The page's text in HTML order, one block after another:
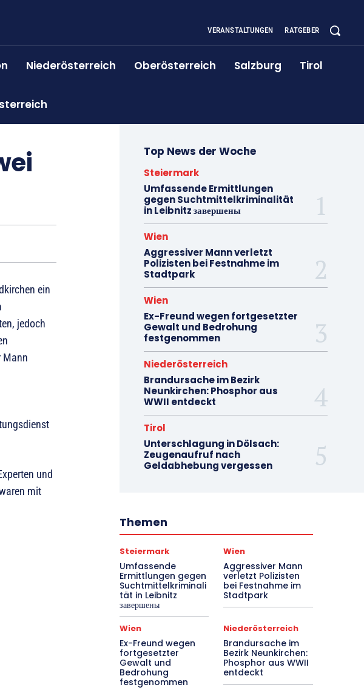
VERANSTALTUNGEN RATGEBER
Niederösterreich Oberösterreich Salzburg Tirol
ein
jedoch
Mann
und
mit
Top News der Woche
Steiermark
Umfassende Ermittlungen
gegen Suchtmittelkriminalität
in Leibnitz завершены
Wien
Aggressiver Mann verletzt
Polizisten bei Festnahme im
Stadtpark
Wien
Ex-Freund wegen fortgesetzter
Gewalt und Bedrohung
festgenommen
Niederösterreich
Brandursache im Bezirk
Neunkirchen: Phosphor aus
WWII entdeckt
Tirol
Unterschlagung in Dölsach:
Zeugenaufruf nach
Geldabhebung vergessen
Themen
Steiermark
Umfassende
Ermittlungen gegen
Suchtmittelkriminali
tät in Leibnitz
завершены
Wien
Aggressiver Mann
verletzt Polizisten
bei Festnahme im
Stadtpark
Wien
Ex-Freund wegen
fortgesetzter
Gewalt und
Bedrohung
festgenommen
Niederösterreich
Brandursache im
Bezirk Neunkirchen:
Phosphor aus WWII
entdeckt